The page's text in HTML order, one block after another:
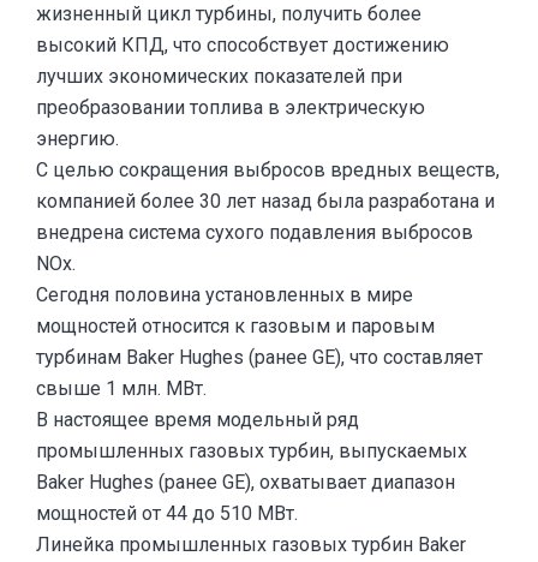
жизненный цикл турбины, получить более
высокий КПД, что способствует достижению
лучших экономических показателей при
преобразовании топлива в электрическую
энергию.
С целью сокращения выбросов вредных веществ,
компанией более 30 лет назад была разработана и
внедрена система сухого подавления выбросов
NOx.
Сегодня половина установленных в мире
мощностей относится к газовым и паровым
турбинам Baker Hughes (ранее GE), что составляет
свыше 1 млн. МВт.
В настоящее время модельный ряд
промышленных газовых турбин, выпускаемых
Baker Hughes (ранее GE), охватывает диапазон
мощностей от 44 до 510 МВт.
Линейка промышленных газовых турбин Baker